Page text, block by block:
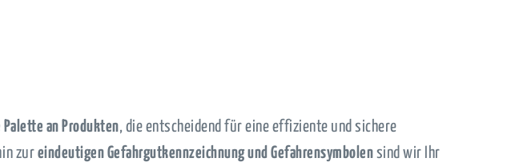
an Produkten, die entscheidend für eine effiziente und sichere
zur eindeutigen Gefahrgutkennzeichnung und Gefahrensymbolen sind wir Ihr